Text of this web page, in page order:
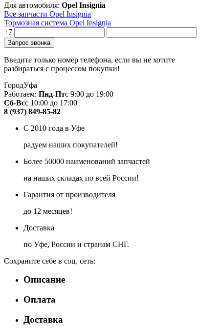
Для автомобиля: Opel Insignia
Все запчасти Opel Insignia
Тормозная система Opel Insignia
+7
Введите только номер телефона, если вы не хотите
разбираться с процессом покупки!
ГородУфа
Работаем: Пнд-Птс 9:00 до 19:00
Сб-Всс 10:00 до 17:00
8 (937) 849-85-82
С 2010 года в Уфе
радуем наших покупателей!
Более 50000 наименований запчастей
на наших складах по всей России!
Гарантия от производителя
до 12 месяцев!
Доставка
по Уфе, России и странам СНГ.
Сохраните себе в соц. сеть:
Описание
Оплата
Доставка